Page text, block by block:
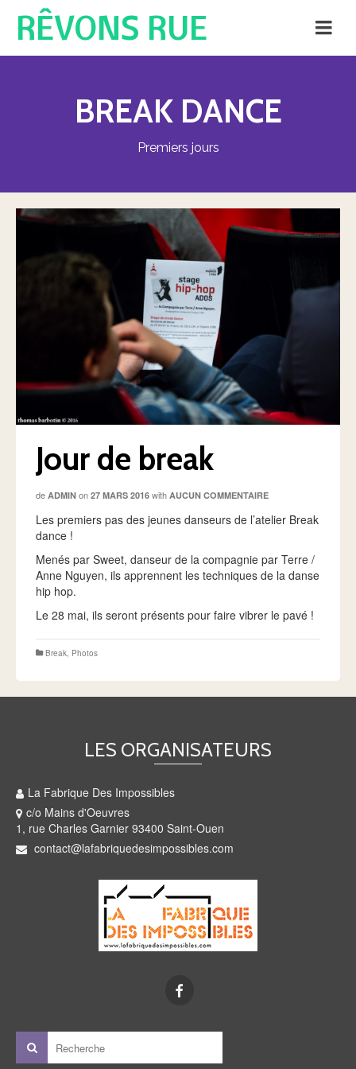
RÊVONS RUE
BREAK DANCE
Premiers jours
Jour de break
de ADMIN on 27 MARS 2016 with AUCUN COMMENTAIRE
Les premiers pas des jeunes danseurs de l’atelier Break
dance !
Menés par Sweet, danseur de la compagnie par Terre /
Anne Nguyen, ils apprennent les techniques de la danse
hip hop.
Le 28 mai, ils seront présents pour faire vibrer le pavé !
Break, Photos
LES ORGANISATEURS
La Fabrique Des Impossibles
c/o Mains d'Oeuvres
1, rue Charles Garnier 93400 Saint-Ouen
contact@lafabriquedesimpossibles.com